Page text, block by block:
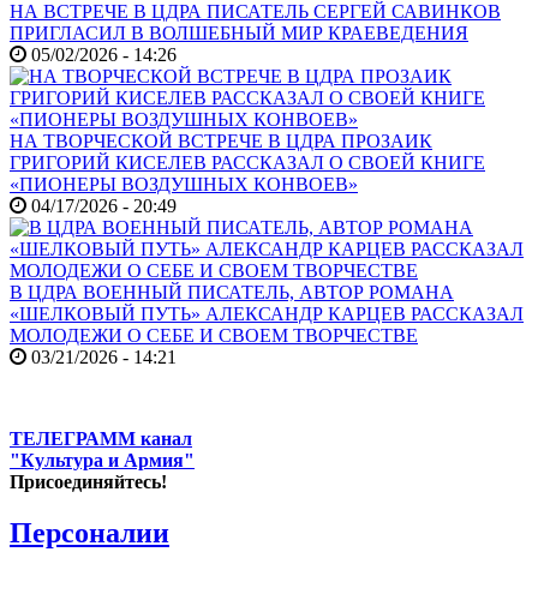
НА ВСТРЕЧЕ В ЦДРА ПИСАТЕЛЬ СЕРГЕЙ САВИНКОВ
ПРИГЛАСИЛ В ВОЛШЕБНЫЙ МИР КРАЕВЕДЕНИЯ
05/02/2026 - 14:26
НА ТВОРЧЕСКОЙ ВСТРЕЧЕ В ЦДРА ПРОЗАИК
ГРИГОРИЙ КИСЕЛЕВ РАССКАЗАЛ О СВОЕЙ КНИГЕ
«ПИОНЕРЫ ВОЗДУШНЫХ КОНВОЕВ»
04/17/2026 - 20:49
В ЦДРА ВОЕННЫЙ ПИСАТЕЛЬ, АВТОР РОМАНА
«ШЕЛКОВЫЙ ПУТЬ» АЛЕКСАНДР КАРЦЕВ РАССКАЗАЛ
МОЛОДЕЖИ О СЕБЕ И СВОЕМ ТВОРЧЕСТВЕ
03/21/2026 - 14:21
ТЕЛЕГРАММ канал
"Культура и Армия"
Присоединяйтесь!
Персоналии